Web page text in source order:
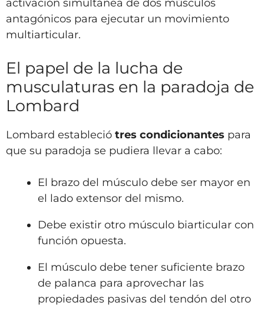
activación simultánea de dos músculos
antagónicos para ejecutar un movimiento
multiarticular.
El papel de la lucha de
musculaturas en la paradoja de
Lombard
Lombard estableció tres condicionantes para
que su paradoja se pudiera llevar a cabo:
El brazo del músculo debe ser mayor en
el lado extensor del mismo.
Debe existir otro músculo biarticular con
función opuesta.
El músculo debe tener suficiente brazo
de palanca para aprovechar las
propiedades pasivas del tendón del otro